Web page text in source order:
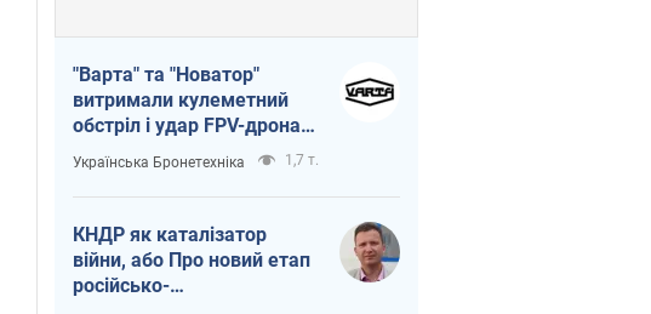
"Варта" та "Новатор"
витримали кулеметний
обстріл і удар FPV-дрона,
врятувавши життя
офіцеру ЗСУ
Українська Бронетехніка 1,7 т.
КНДР як каталізатор
війни, або Про новий етап
російсько-